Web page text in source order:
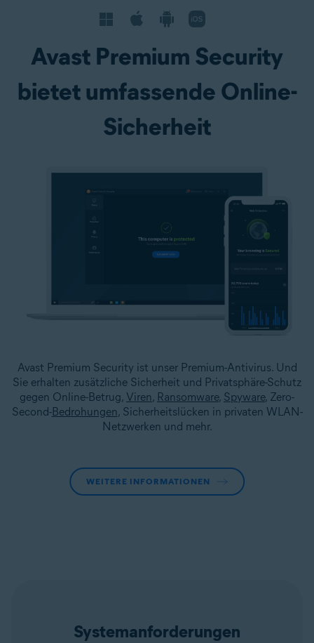
Avast Premium Security
bietet umfassende Online-
Sicherheit
Avast Premium Security ist unser Premium-Antivirus. Und
Sie erhalten zusätzliche Sicherheit und Privatsphäre-Schutz
gegen Online-Betrug, Viren, Ransomware, Spyware, Zero-
Second-Bedrohungen, Sicherheitslücken in privaten WLAN-
Netzwerken und mehr.
WEITERE INFORMATIONEN
Systemanforderungen